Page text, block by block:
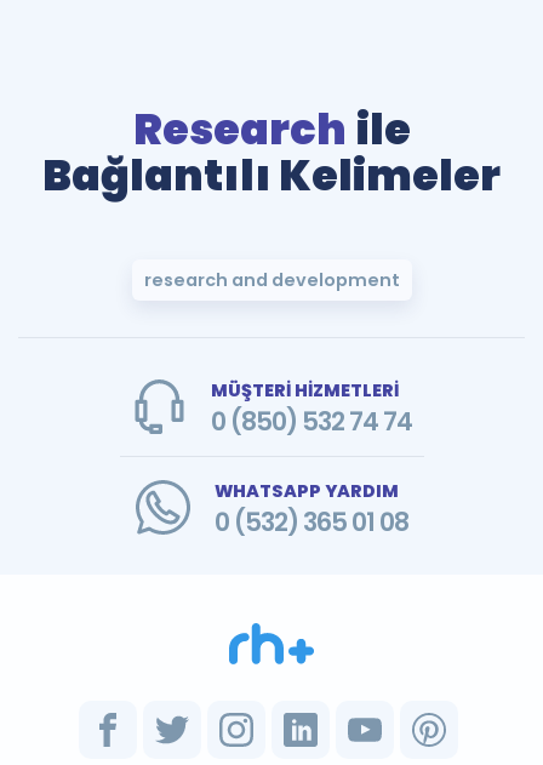
Research ile
Bağlantılı Kelimeler
research and development
MÜŞTERİ HİZMETLERİ
0 (850) 532 74 74
WHATSAPP YARDIM
0 (532) 365 01 08